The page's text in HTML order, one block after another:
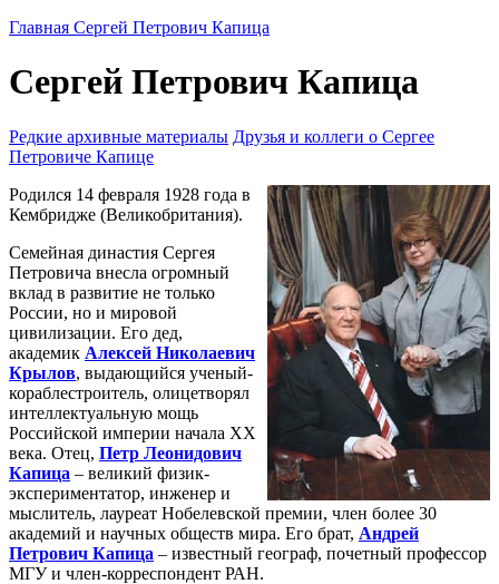
Главная Сергей Петрович Капица
Сергей Петрович Капица
Редкие архивные материалы Друзья и коллеги о Сергее
Петровиче Капице
Родился 14 февраля 1928 года в
Кембридже (Великобритания).
Семейная династия Сергея
Петровича внесла огромный
вклад в развитие не только
России, но и мировой
цивилизации. Его дед,
академик Алексей Николаевич
Крылов, выдающийся ученый-
кораблестроитель, олицетворял
интеллектуальную мощь
Российской империи начала ХХ
века. Отец, Петр Леонидович
Капица – великий физик-
экспериментатор, инженер и
мыслитель, лауреат Нобелевской премии, член более 30
академий и научных обществ мира. Его брат, Андрей
Петрович Капица – известный географ, почетный профессор
МГУ и член-корреспондент РАН.